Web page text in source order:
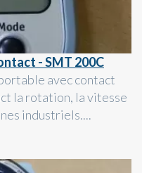
- SMT 200C
avec contact
la rotation, la vitesse
industriels....